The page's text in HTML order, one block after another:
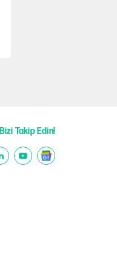
Bizi Takip Edin!